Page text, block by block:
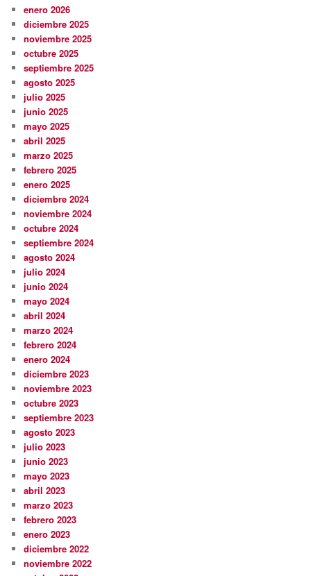
enero 2026
diciembre 2025
noviembre 2025
octubre 2025
septiembre 2025
agosto 2025
julio 2025
junio 2025
mayo 2025
abril 2025
marzo 2025
febrero 2025
enero 2025
diciembre 2024
noviembre 2024
octubre 2024
septiembre 2024
agosto 2024
julio 2024
junio 2024
mayo 2024
abril 2024
marzo 2024
febrero 2024
enero 2024
diciembre 2023
noviembre 2023
octubre 2023
septiembre 2023
agosto 2023
julio 2023
junio 2023
mayo 2023
abril 2023
marzo 2023
febrero 2023
enero 2023
diciembre 2022
noviembre 2022